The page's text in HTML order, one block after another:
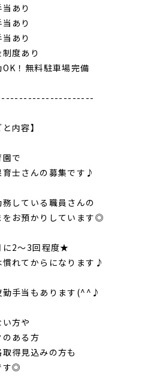
あり
あり
あり
度あり
OK！無料駐車場完備
内容】
で
育士さんの募集です♪
している職員さんの
をお預かりしています◎
に2～3回程度★
れてからになります♪
勤手当もあります(^^♪
方や
ある方
得見込みの方も
す◎